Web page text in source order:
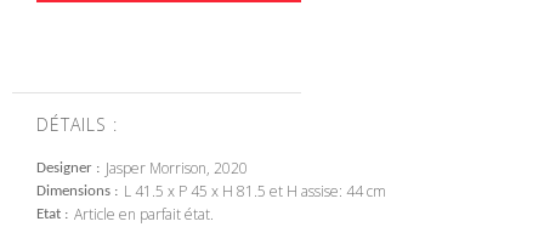
DÉTAILS :
Designer Jasper Morrison, 2020
Dimensions L 41.5 x P 45 x H 81.5 et H assise: 44 cm
Etat Article en parfait état.